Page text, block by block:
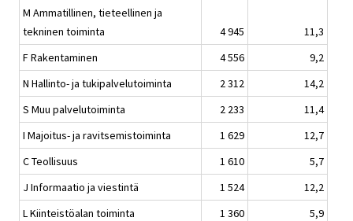
M Ammatillinen, tieteellinen ja
tekninen toiminta
4 945
11,3
F Rakentaminen
4 556
9,2
N Hallinto- ja tukipalvelutoiminta
2 312
14,2
S Muu palvelutoiminta
2 233
11,4
I Majoitus- ja ravitsemistoiminta
1 629
12,7
C Teollisuus
1 610
5,7
J Informaatio ja viestintä
1 524
12,2
L Kiinteistöalan toiminta
1 360
5,9